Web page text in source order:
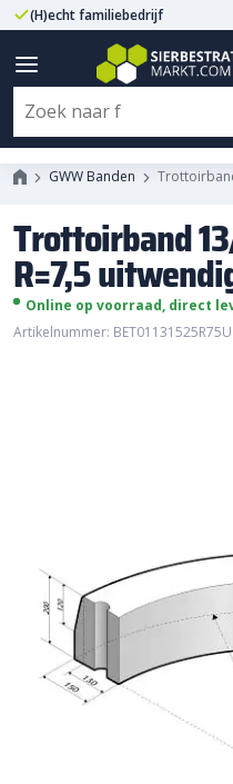
(H)echt familiebedrijf
GWW Banden
Trottoirband
R=7,5
Online op voorraad, direct
Artikelnummer: BET01131525R75U
Trottoirband
R=7,5 uitwendig